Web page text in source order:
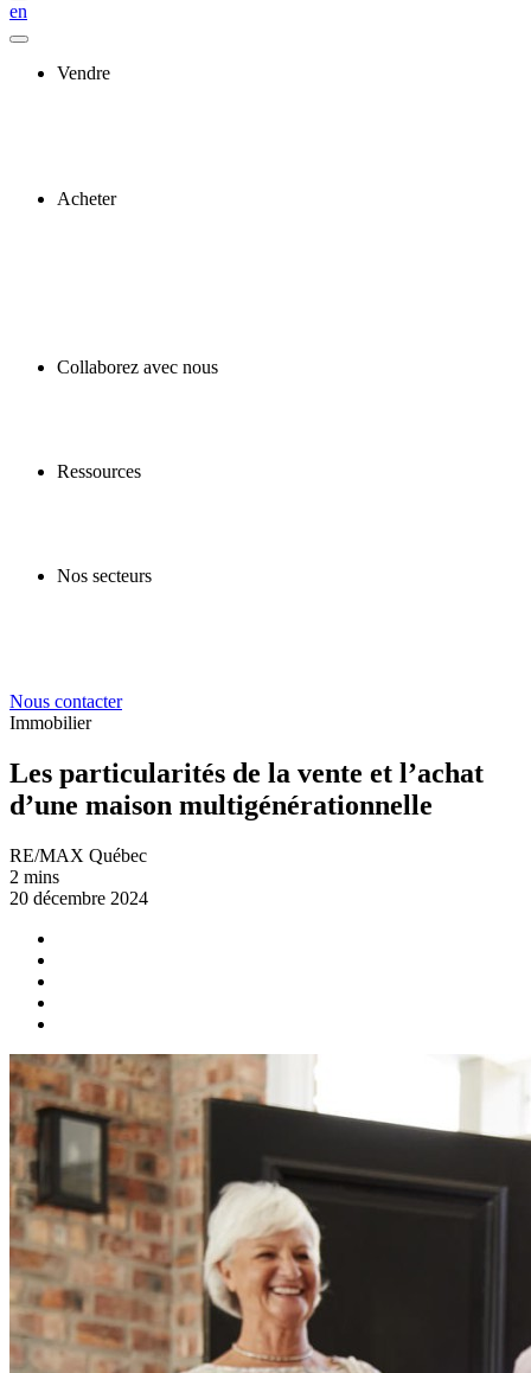
en
Vendre
Acheter
Collaborez avec nous
Ressources
Nos secteurs
Nous contacter
Immobilier
Les particularités de la vente et l’achat
d’une maison multigénérationnelle
RE/MAX Québec
2 mins
20 décembre 2024